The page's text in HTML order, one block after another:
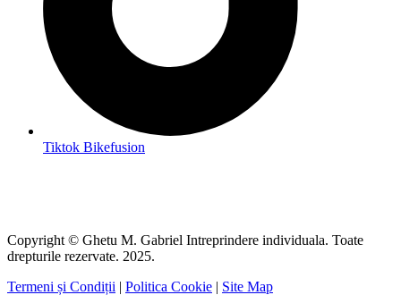
Tiktok Bikefusion
Copyright © Ghetu M. Gabriel Intreprindere individuala. Toate
drepturile rezervate. 2025.
Termeni și Condiții | Politica Cookie | Site Map